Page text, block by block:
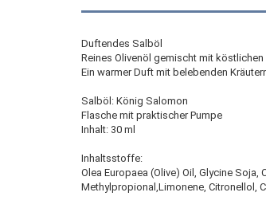
Duftendes Salböl
Reines Olivenöl gemischt mit
Ein warmer Duft mit belebenden
Salböl: König Salomon
Flasche mit praktischer Pumpe
Inhalt: 30 ml
Inhaltsstoffe:
Olea Europaea (Olive) Oil, Glycine
Methylpropional,Limonene, Citronellol,